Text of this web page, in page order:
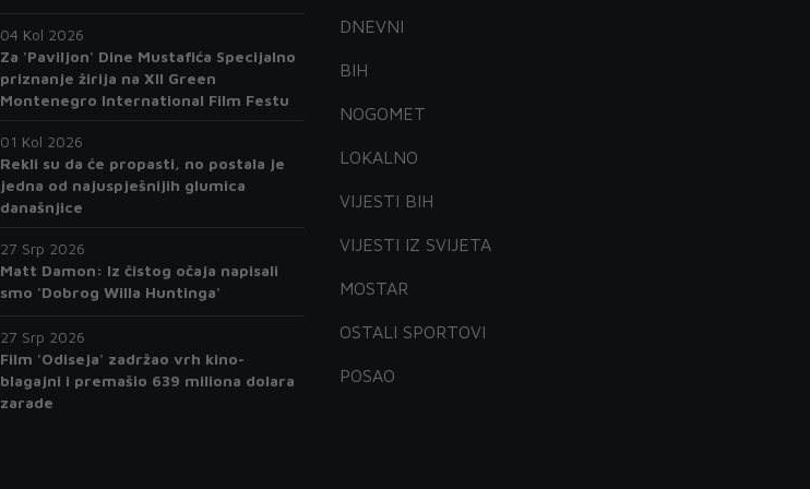
04 Kol 2026
Za 'Paviljon' Dine Mustafića Specijalno
priznanje žirija na XII Green
Montenegro International Film Festu
01 Kol 2026
Rekli su da će propasti, no postala je
jedna od najuspješnijih glumica
današnjice
27 Srp 2026
Matt Damon: Iz čistog očaja napisali
smo 'Dobrog Willa Huntinga'
27 Srp 2026
Film 'Odiseja' zadržao vrh kino-
blagajni i premašio 639 miliona dolara
zarade
DNEVNI
BIH
NOGOMET
LOKALNO
VIJESTI BIH
VIJESTI IZ SVIJETA
MOSTAR
OSTALI SPORTOVI
POSAO